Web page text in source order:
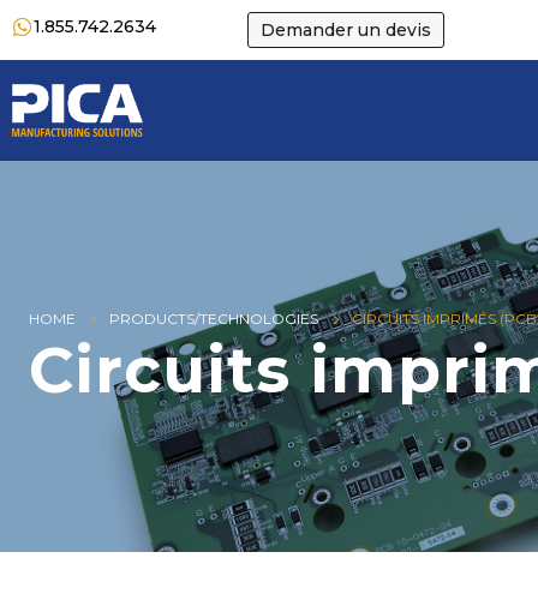
1.855.742.2634 Demander un devis
HOME PRODUCTS/TECHNOLOGIES CIRCUITS IMPRIMÉS
Circuits